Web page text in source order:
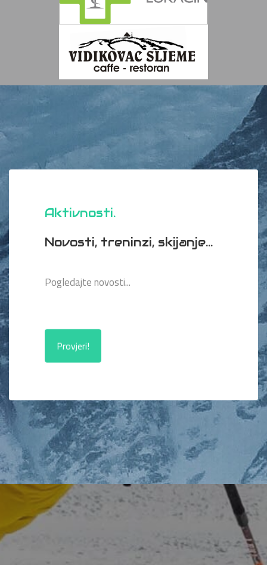
Aktivnosti
Novosti, treninzi, skijanje...
Pogledajte novosti...
Provjeri!